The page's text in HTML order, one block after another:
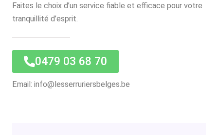
Faites le choix d’un service fiable et efficace pour votre
tranquillité d’esprit.
0479 03 68 70
Email: info@lesserruriersbelges.be